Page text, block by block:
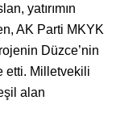
yatırımın
AK Parti MKYK
Düzce’nin
etti. Milletvekili
alan